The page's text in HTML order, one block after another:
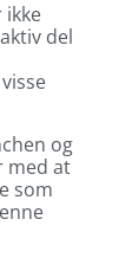
ikke
del
og
med at
som